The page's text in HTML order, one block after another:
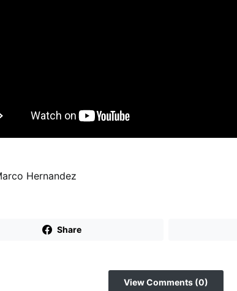
Hernandez
Share
View Comments (0)